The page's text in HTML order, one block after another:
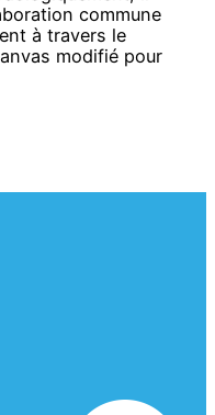
commune
à travers le
modifié pour